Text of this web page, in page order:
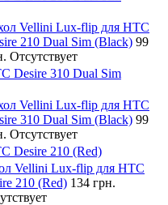
Vellini Lux-flip для HTC
210 Dual Sim (Black) 99
Отсутствует
Desire 310 Dual Sim
Vellini Lux-flip для HTC
310 Dual Sim (Black) 99
Отсутствует
Desire 210 (Red)
Vellini Lux-flip для HTC
210 (Red) 134 грн.